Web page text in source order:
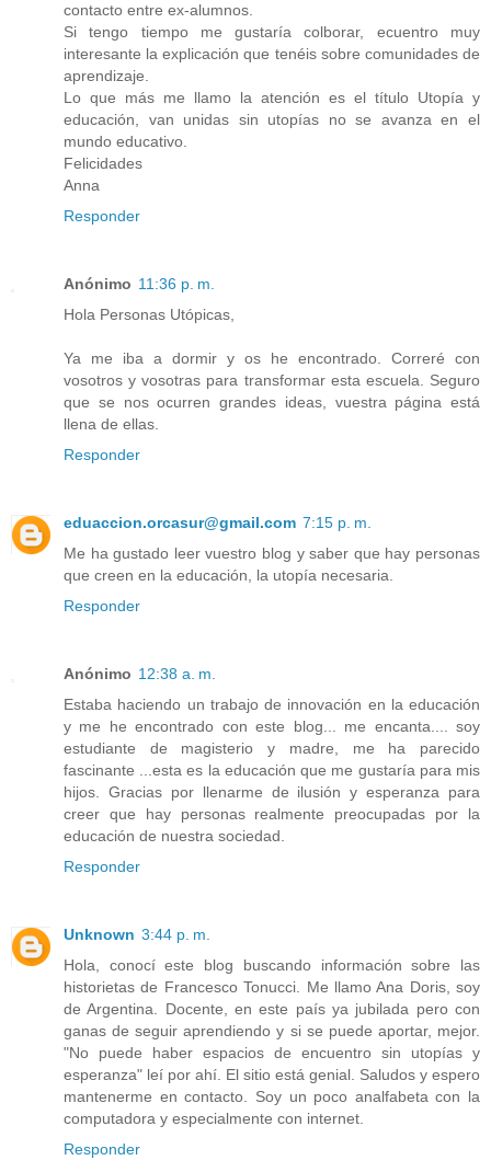
contacto entre ex-alumnos.
Si tengo tiempo me gustaría colborar, ecuentro muy
interesante la explicación que tenéis sobre comunidades de
aprendizaje.
Lo que más me llamo la atención es el título Utopía y
educación, van unidas sin utopías no se avanza en el
mundo educativo.
Felicidades
Anna
Responder
Anónimo 11:36 p. m.
Hola Personas Utópicas,
Ya me iba a dormir y os he encontrado. Correré con
vosotros y vosotras para transformar esta escuela. Seguro
que se nos ocurren grandes ideas, vuestra página está
llena de ellas.
Responder
eduaccion.orcasur@gmail.com 7:15 p. m.
Me ha gustado leer vuestro blog y saber que hay personas
que creen en la educación, la utopía necesaria.
Responder
Anónimo 12:38 a. m.
Estaba haciendo un trabajo de innovación en la educación
y me he encontrado con este blog... me encanta.... soy
estudiante de magisterio y madre, me ha parecido
fascinante ...esta es la educación que me gustaría para mis
hijos. Gracias por llenarme de ilusión y esperanza para
creer que hay personas realmente preocupadas por la
educación de nuestra sociedad.
Responder
Unknown 3:44 p. m.
Hola, conocí este blog buscando información sobre las
historietas de Francesco Tonucci. Me llamo Ana Doris, soy
de Argentina. Docente, en este país ya jubilada pero con
ganas de seguir aprendiendo y si se puede aportar, mejor.
"No puede haber espacios de encuentro sin utopías y
esperanza" leí por ahí. El sitio está genial. Saludos y espero
mantenerme en contacto. Soy un poco analfabeta con la
computadora y especialmente con internet.
Responder